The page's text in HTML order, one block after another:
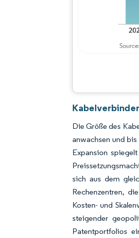
Die Größe des
anwachsen und
Expansion
sich aus dem
Rechenzentren,
Kosten- und
steigender
Patentportfolios